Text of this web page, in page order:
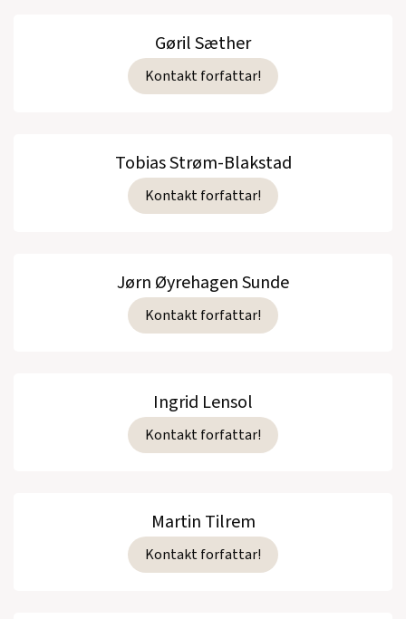
Gøril Sæther
Kontakt forfattar!
Tobias Strøm-Blakstad
Kontakt forfattar!
Jørn Øyrehagen Sunde
Kontakt forfattar!
Ingrid Lensol
Kontakt forfattar!
Martin Tilrem
Kontakt forfattar!